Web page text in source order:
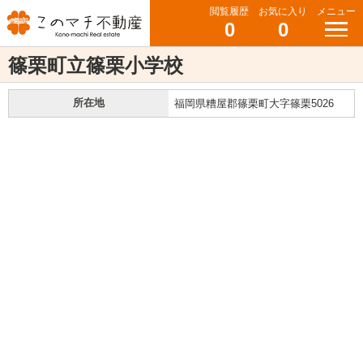
閲覧履歴
0
お気に入り
0
メニュー
篠栗町立篠栗小学校
所在地 福岡県糟屋郡篠栗町大字篠栗5026